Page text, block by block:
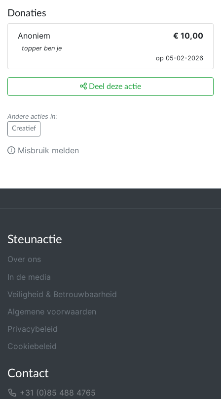
Donaties
Anoniem € 10,00
topper ben je
op 05-02-2026
Deel deze actie
Andere acties in:
Creatief
Misbruik melden
Steunactie
Over ons
In de media
Veiligheid & Betrouwbaarheid
Algemene voorwaarden
Privacybeleid
Cookiebeleid
Contact
+31 (0)85 488 4765